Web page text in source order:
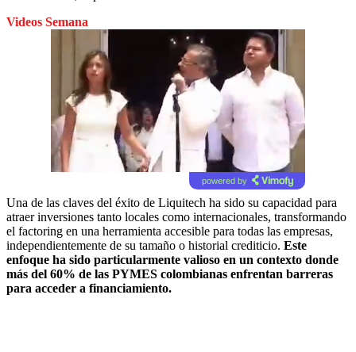
Videos Semana
powered by
Una de las claves del éxito de Liquitech ha sido su capacidad para
atraer inversiones tanto locales como internacionales, transformando
el factoring en una herramienta accesible para todas las empresas,
independientemente de su tamaño o historial crediticio. Este
enfoque ha sido particularmente valioso en un contexto donde
más del 60% de las PYMES colombianas enfrentan barreras
para acceder a financiamiento.